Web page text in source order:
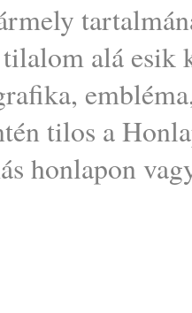
alá esik
tilos a
honlapon